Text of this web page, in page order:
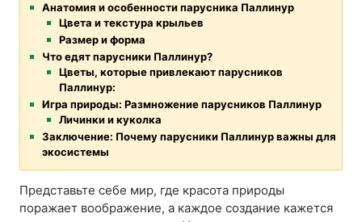
Анатомия и особенности парусника Паллинур
Цвета и текстура крыльев
Размер и форма
Что едят парусники Паллинур?
Цветы, которые привлекают парусников
Паллинур:
Игра природы: Размножение парусников Паллинур
Личинки и куколка
Заключение: Почему парусники Паллинур важны для
экосистемы
Представьте себе мир, где красота природы
поражает воображение, а каждое создание кажется